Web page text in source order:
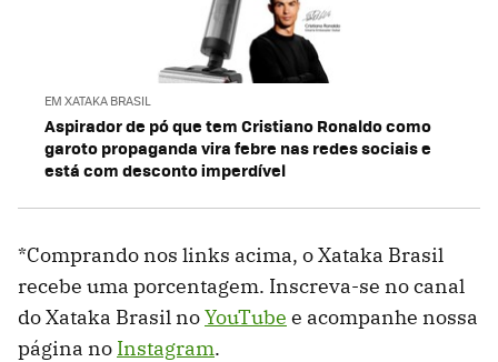
EM XATAKA BRASIL
Aspirador de pó que tem Cristiano Ronaldo como
garoto propaganda vira febre nas redes sociais e
está com desconto imperdível
*Comprando nos links acima, o Xataka Brasil
recebe uma porcentagem. Inscreva-se no canal
do Xataka Brasil noYouTube e acompanhe nossa
página no Instagram.